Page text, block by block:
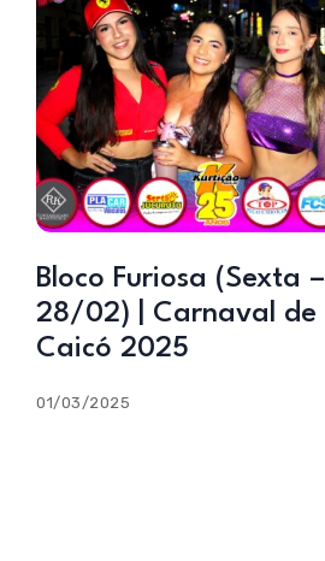
Bloco Furiosa (Sexta –
28/02) | Carnaval de
Caicó 2025
01/03/2025